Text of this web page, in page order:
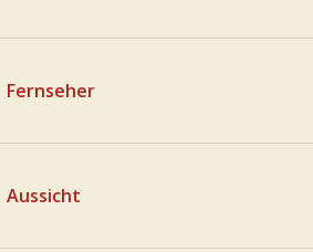
Fernseher
Aussicht